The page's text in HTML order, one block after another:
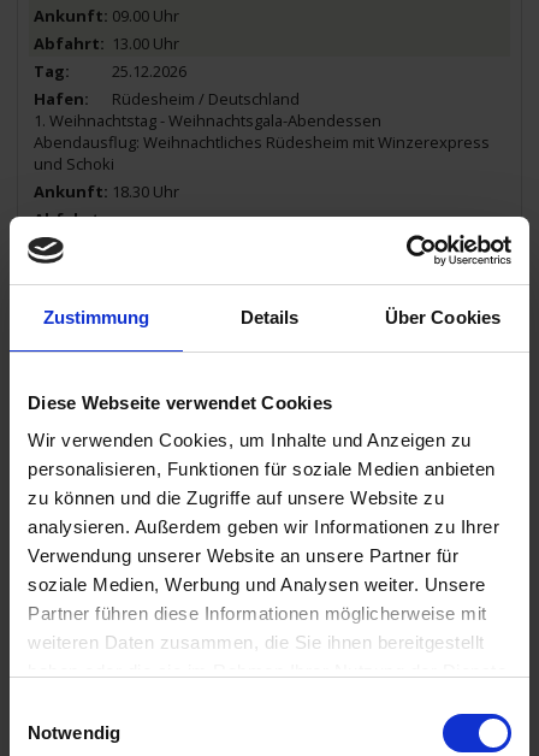
Zustimmung Details Über Cookies
Diese Webseite verwendet Cookies
Wir verwenden Cookies, um Inhalte und Anzeigen zu
personalisieren, Funktionen für soziale Medien anbieten
zu können und die Zugriffe auf unsere Website zu
analysieren. Außerdem geben wir Informationen zu Ihrer
Verwendung unserer Website an unsere Partner für
soziale Medien, Werbung und Analysen weiter. Unsere
Partner führen diese Informationen möglicherweise mit
weiteren Daten zusammen, die Sie ihnen bereitgestellt
Notwendig
09.00 Uhr
13.00 Uhr
25.12.2026
Rüdesheim / Deutschland
1. Weihnachtstag - Weihnachtsgala-Abendessen
Abendausflug: Weihnachtliches Rüdesheim mit Winzerexpress
und Schoki
18.30 Uhr
Passage Romantischer Rhein mit Loreley
26.12.2026
Koblenz / Deutschland
Halbtagesausflug: Christmas Garden
Halbtagesausflug: Stadtrundgang Koblenz
09.00 Uhr
27.12.2026
Koblenz / Deutschland
01.30 Uhr
07.00 Uhr